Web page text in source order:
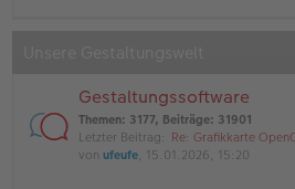
Gestaltungssoftware
Themen: 3177, Beiträge: 31901
Letzter Beitrag: Re: Grafikkarte
von ufeufe, 15.01.2026, 15:20